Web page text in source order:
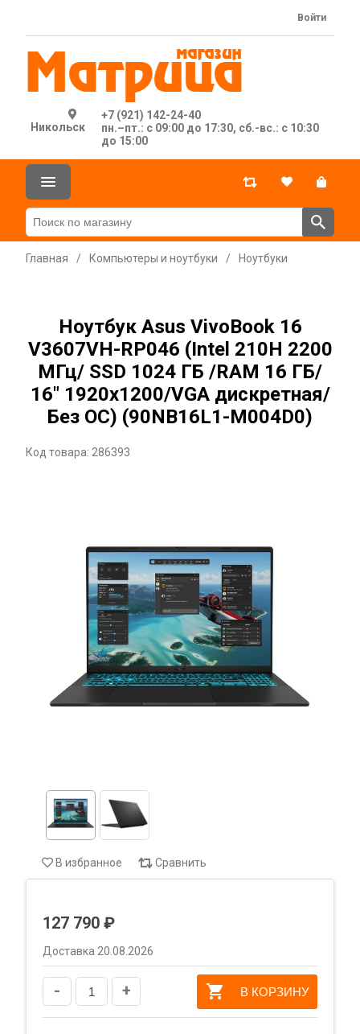
Никольск
+7 (921) 142-24-40
пн.–пт.: с 09:00 до 17:30, сб.-вс.: с 10:30
до 15:00
Войти
Главная / Компьютеры и ноутбуки / Ноутбуки
Ноутбук Asus VivoBook 16
V3607VH-RP046 (Intel 210H 2200
МГц/ SSD 1024 ГБ /RAM 16 ГБ/
16" 1920x1200/VGA дискретная/
Без ОС) (90NB16L1-M004D0)
Код товара: 286393
В избранное Сравнить
127 790 ₽
Доставка 20.08.2026
- + В КОРЗИНУ